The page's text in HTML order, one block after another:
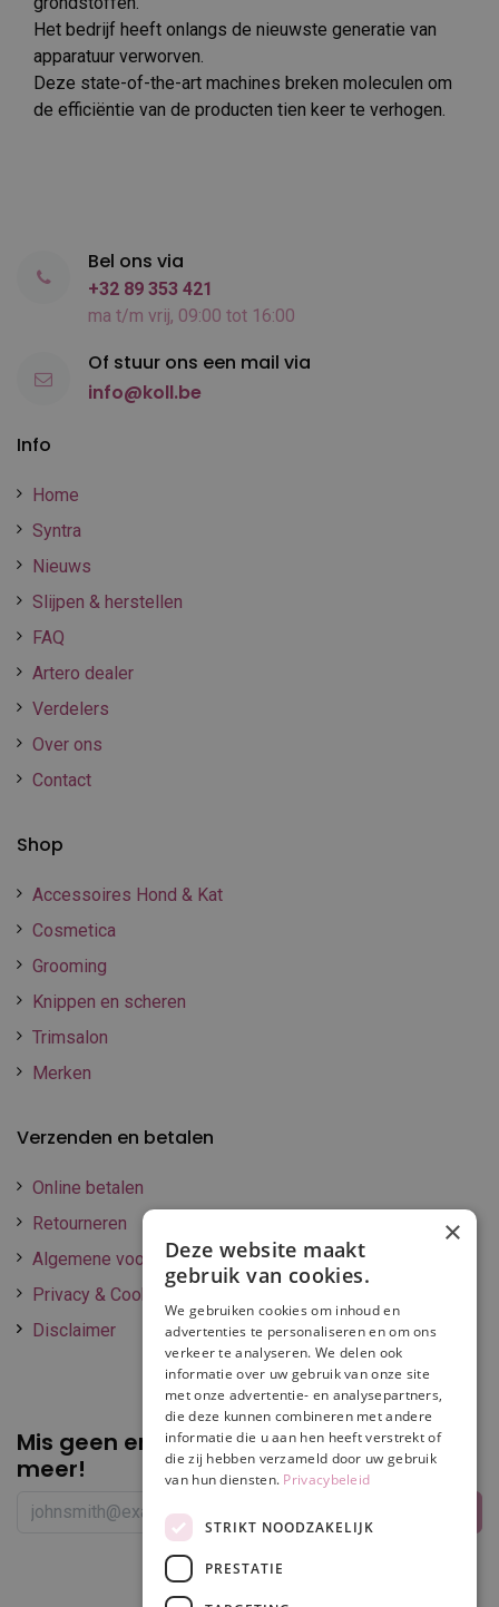
Het bedrijf heeft onlangs de nieuwste generatie van
apparatuur verworven.
Deze state-of-the-art machines breken moleculen om
de efficiëntie van de producten tien keer te verhogen.
Info
Home
Syntra
Nieuws
Slijpen & herstellen
FAQ
Artero dealer
Verdelers
Over ons
Contact
Shop
Accessoires Hond & Kat
Cosmetica
Grooming
Knippen en scheren
Trimsalon
Merken
Verzenden en betalen
Online betalen
Retourneren
Algemene voorwaarden
Privacy & Cookie policy
Disclaimer
Mis geen enkelepromotie of korting
meer!
Bel ons via
+32 89 353 421
ma t/m vrij, 09:00 tot 16:00
Of stuur ons een mail via
info@koll.be
×
Deze website maakt
gebruik van cookies.
We gebruiken cookies om inhoud en
advertenties te personaliseren en om ons
verkeer te analyseren. We delen ook
informatie over uw gebruik van onze site
met onze advertentie- en analysepartners,
die deze kunnen combineren met andere
informatie die u aan hen heeft verstrekt of
die zij hebben verzameld door uw gebruik
van hun diensten. Privacybeleid
STRIKT NOODZAKELIJK
PRESTATIE